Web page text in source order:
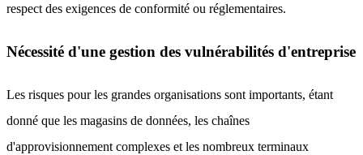
respect des exigences de conformité ou réglementaires.
Nécessité d'une gestion des vulnérabilités d'entreprise
Les risques pour les grandes organisations sont importants, étant
donné que les magasins de données, les chaînes
d'approvisionnement complexes et les nombreux terminaux